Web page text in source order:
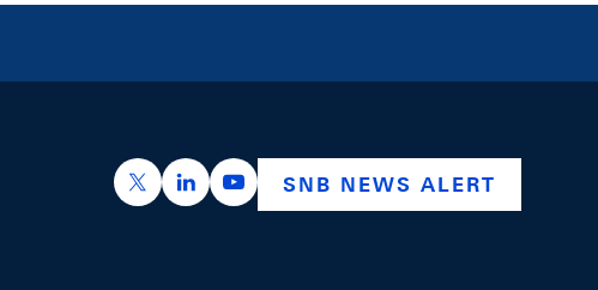
https://x.com/snb_bns
https://ch.linkedin.com/company/swiss-
https://www.youtube.com/
SNB NEWS ALERT